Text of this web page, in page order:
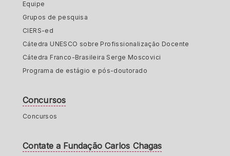
Equipe
Grupos de pesquisa
CIERS-ed
Cátedra UNESCO sobre Profissionalização Docente
Cátedra Franco-Brasileira Serge Moscovici
Programa de estágio e pós-doutorado
Concursos
Concursos
Contate a Fundação Carlos Chagas